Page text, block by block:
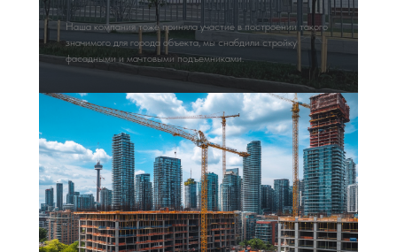
Наша компания тоже приняла участие в построении такого
значимого для города объекта, мы снабдили стройку
фасадными и мачтовыми подъемниками.